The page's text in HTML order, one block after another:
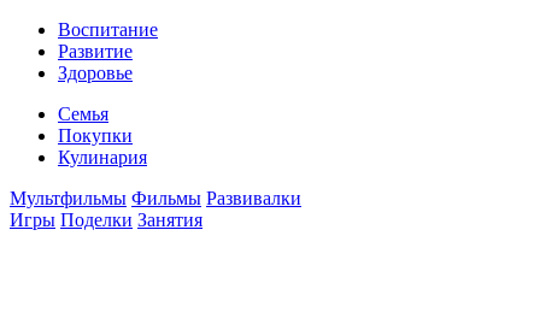
Воспитание
Развитие
Здоровье
Семья
Покупки
Кулинария
Мультфильмы Фильмы Развивалки
Игры Поделки Занятия